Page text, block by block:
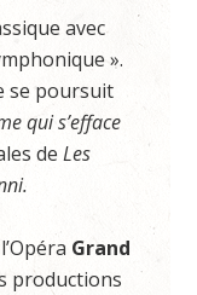
avec
».
se poursuit
quis’efface
deLes
Grand
productions